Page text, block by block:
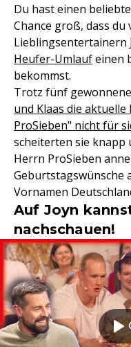
Du hast einen
Chance groß, dass du
Lieblingsentertainern
Heufer-Umlaufeinen
bekommst.
Trotz fünf
und Klaas die aktuelle
ProSieben" nicht für
scheiterten sie knapp
Herrn ProSieben
Geburtstagswünsche
Vornamen
Auf Joyn
nachschauen!